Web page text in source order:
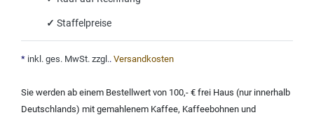
✓ Staffelpreise
* inkl. ges. MwSt. zzgl.. Versandkosten
Sie werden ab einem Bestellwert von 100,- € frei Haus (nur innerhalb
Deutschlands) mit gemahlenem Kaffee, Kaffeebohnen und